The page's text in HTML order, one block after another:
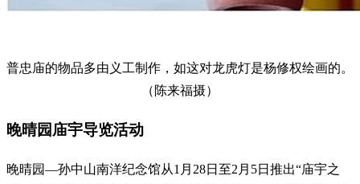
普忠庙的物品多由义工制作，如这对龙虎灯是杨修权绘画的。
（陈来福摄）
晚晴园庙宇导览活动
晚晴园—孙中山南洋纪念馆从1月28日至2月5日推出“庙宇之